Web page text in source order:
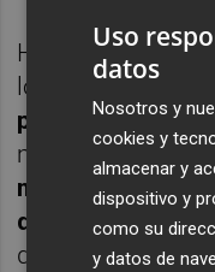
Hezonja y
los
tiros libres
paupérrimo 2/
más apretado (
muy bien el
dejó casi
dos minutos
Uso
datos
Nosotros y
cookies y
almacenar y
dispositivo y
como su
y datos de